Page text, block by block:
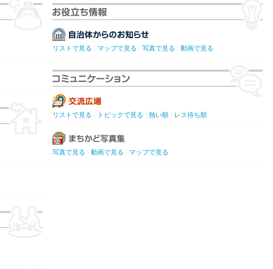
リストで見る マップで見る 写真で見る 動画で見る
リストで見る トピックで見る 熱い順 レス待ち順
写真で見る 動画で見る マップで見る